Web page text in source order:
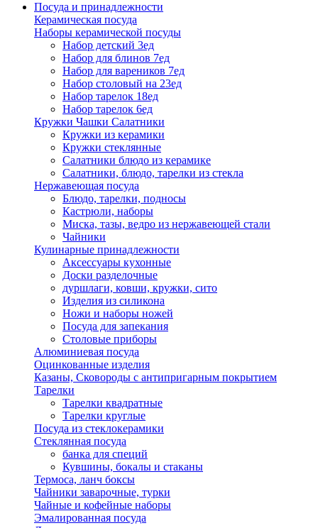
Посуда и принадлежности
Керамическая посуда
Наборы керамической посуды
Набор детский 3ед
Набор для блинов 7ед
Набор для вареников 7ед
Набор столовый на 23ед
Набор тарелок 18ед
Набор тарелок 6ед
Кружки Чашки Салатники
Кружки из керамики
Кружки стеклянные
Салатники блюдо из керамике
Салатники, блюдо, тарелки из стекла
Нержавеющая посуда
Блюдо, тарелки, подносы
Кастрюли, наборы
Миска, тазы, ведро из нержавеющей стали
Чайники
Кулинарные принадлежности
Аксессуары кухонные
Доски разделочные
дуршлаги, ковши, кружки, сито
Изделия из силикона
Ножи и наборы ножей
Посуда для запекания
Столовые приборы
Алюминиевая посуда
Оцинкованные изделия
Казаны, Сковороды с антипригарным покрытием
Тарелки
Тарелки квадратные
Тарелки круглые
Посуда из стеклокерамики
Стеклянная посуда
банка для специй
Кувшины, бокалы и стаканы
Термоса, ланч боксы
Чайники заварочные, турки
Чайные и кофейные наборы
Эмалированная посуда